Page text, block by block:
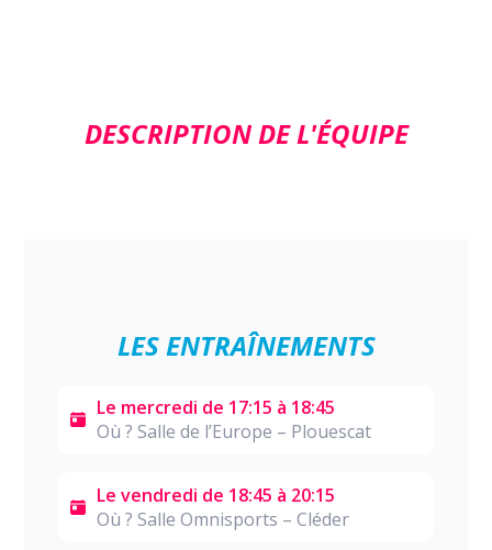
DESCRIPTION DE L'ÉQUIPE
LES ENTRAÎNEMENTS
Le mercredi de 17:15 à 18:45
Où ? Salle de l’Europe – Plouescat
Le vendredi de 18:45 à 20:15
Où ? Salle Omnisports – Cléder